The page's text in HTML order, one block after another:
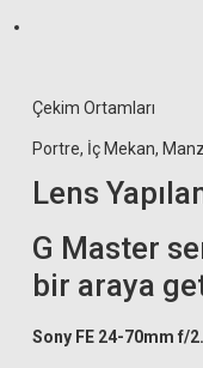
Visico 82mm
Çekim Ortamları
Portre, İç Mekan,
Lens
G Master
bir araya
Sony FE 24-70mm f/